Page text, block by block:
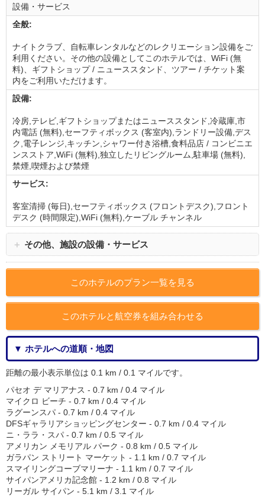
設備・サービス
全般:
ナイトクラブ、自転車レンタルなどのレクリエーション設備をご
利用ください。その他の設備としてこのホテルでは、WiFi (無
料)、ギフトショップ / ニューススタンド、ツアー / チケット案
内をご利用いただけます。
設備:
冷房,テレビ,ギフトショップまたはニューススタンド,冷蔵庫,市
内電話 (無料),セーフティボックス (客室内),ランドリー設備,デス
ク,電子レンジ,キッチン,シャワー付き浴槽,食料品店 / コンビニエ
ンスストア,WiFi (無料),独立したリビングルーム,駐車場 (無料),
禁煙,喫煙および禁煙
サービス:
客室清掃 (毎日),セーフティボックス (フロントデスク),フロント
デスク (時間限定),WiFi (無料),ケーブル チャンネル
＋ その他、施設の設備・サービス
このホテルのプラン一覧を見る
このホテルと航空券を組み合わせる
▼ ホテルへの道順・地図
距離の最小表示単位は 0.1 km / 0.1 マイルです。
パセオ デ マリアナス - 0.7 km / 0.4 マイル
マイクロ ビーチ - 0.7 km / 0.4 マイル
ラグーンスパ - 0.7 km / 0.4 マイル
DFSギャラリアショッピングセンター - 0.7 km / 0.4 マイル
ニ・ララ・スパ - 0.7 km / 0.5 マイル
アメリカン メモリアル パーク - 0.8 km / 0.5 マイル
ガラパン ストリート マーケット - 1.1 km / 0.7 マイル
スマイリングコーブマリーナ - 1.1 km / 0.7 マイル
サイパンアメリカ記念館 - 1.2 km / 0.8 マイル
リーガル サイパン - 5.1 km / 3.1 マイル